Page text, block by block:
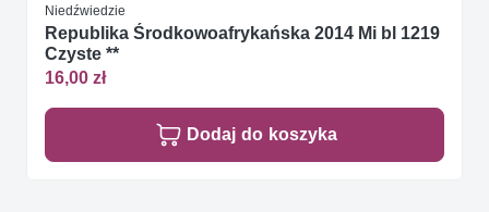
Niedźwiedzie
Republika Środkowoafrykańska 2014 Mi bl 1219
Czyste **
16,00 zł
Dodaj do koszyka